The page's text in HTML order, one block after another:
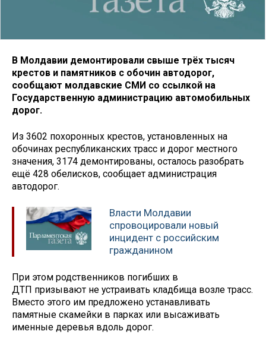
В Молдавии демонтировали свыше трёх тысяч
крестов и памятников с обочин автодорог,
сообщают молдавские СМИ со ссылкой на
Государственную администрацию автомобильных
дорог.
Из 3602 похоронных крестов, установленных на
обочинах республиканских трасс и дорог местного
значения, 3174 демонтированы, осталось разобрать
ещё 428 обелисков, сообщает администрация
автодорог.
Власти Молдавии
спровоцировали новый
инцидент с российским
гражданином
При этом родственников погибших в
ДТП призывают не устраивать кладбища возле трасс.
Вместо этого им предложено устанавливать
памятные скамейки в парках или высаживать
именные деревья вдоль дорог.